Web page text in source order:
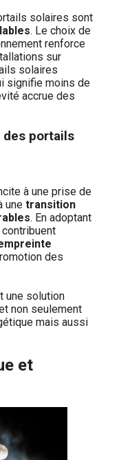
solaires sont
. Le choix de
renforce
sur
solaires
signifie moins de
accrue des
portails
à une prise de
une transition
. En adoptant
des
une solution
non seulement
mais aussi
et